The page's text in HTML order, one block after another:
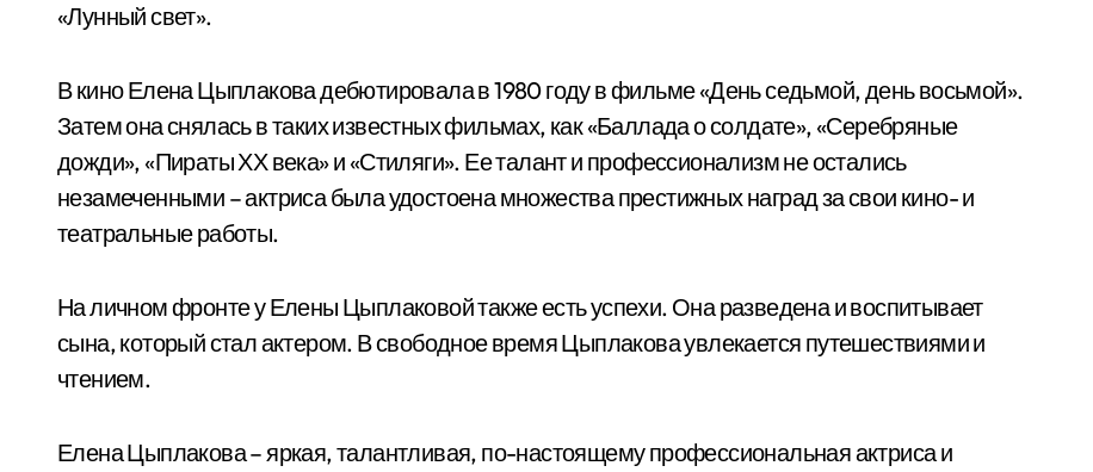
«Лунный свет».
В кино Елена Цыплакова дебютировала в 1980 году в фильме «День седьмой, день восьмой».
Затем она снялась в таких известных фильмах, как «Баллада о солдате», «Серебряные
дожди», «Пираты ХХ века» и «Стиляги». Ее талант и профессионализм не остались
незамеченными – актриса была удостоена множества престижных наград за свои кино- и
театральные работы.
На личном фронте у Елены Цыплаковой также есть успехи. Она разведена и воспитывает
сына, который стал актером. В свободное время Цыплакова увлекается путешествиями и
чтением.
Елена Цыплакова – яркая, талантливая, по-настоящему профессиональная актриса и